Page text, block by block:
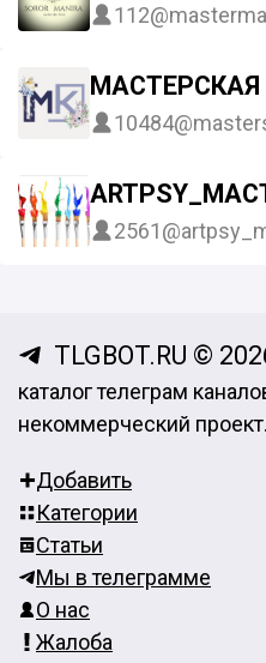
112
10484
2561
TLGBOT.RU ©
каталог телеграм
некоммерческий проект.
Добавить
Категории
Статьи
Мы в телеграмме
О нас
Жалоба